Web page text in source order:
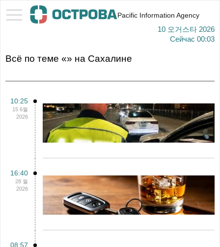
Pacific Information Agency
10 오거스타 2026
Сейчас 00:03
Всё по теме «» на Сахалине
10:25
15 6월
2026
16:40
28 월
2026
08:57